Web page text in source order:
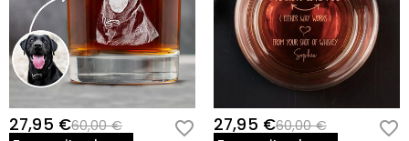
27,95 €60,00 €
27,95 €60,00 €